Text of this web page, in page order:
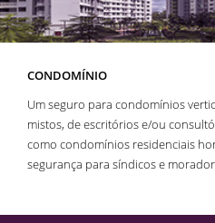
CONDOMÍNIO
Um seguro para condomínios
mistos, de escritórios e/ou
como condomínios residenciais
segurança para síndicos e